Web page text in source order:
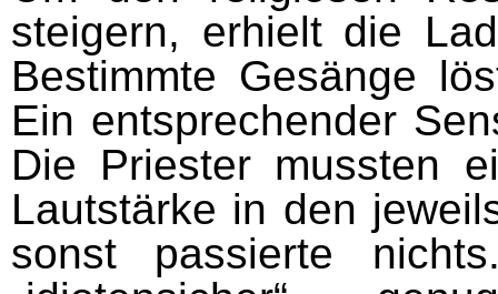
steigern, erhielt die
Bestimmte Gesänge
Ein entsprechender
Die Priester mussten
Lautstärke in den
sonst passierte